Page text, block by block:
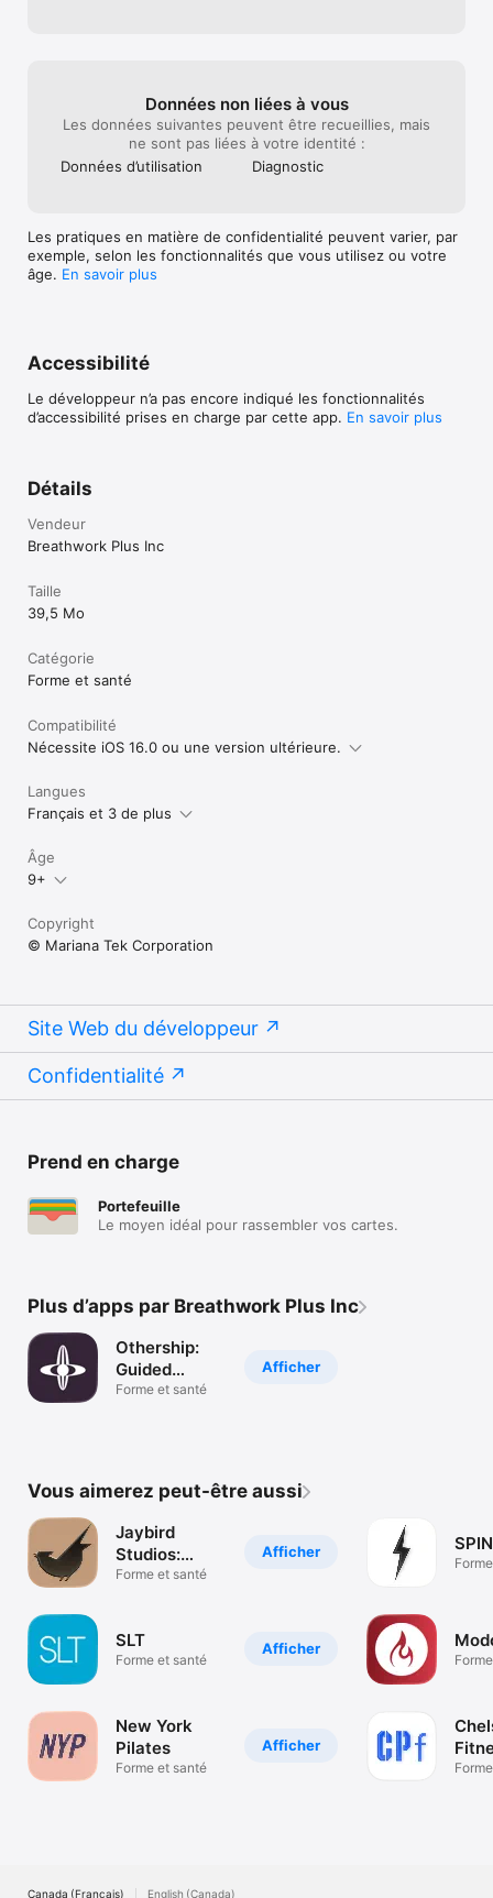
Données non liées à vous
Les données suivantes peuvent être recueillies, mais
ne sont pas liées à votre identité :
Données d’utilisation
Diagnostic
Les pratiques en matière de confidentialité peuvent varier, par
exemple, selon les fonctionnalités que vous utilisez ou votre
âge. En savoir plus
Accessibilité
Le développeur n’a pas encore indiqué les fonctionnalités
d’accessibilité prises en charge par cette app. En savoir plus
Détails
Vendeur
Breathwork Plus Inc
Taille
39,5 Mo
Catégorie
Forme et santé
Compatibilité
Nécessite iOS 16.0 ou une version ultérieure.
Langues
Français et 3 de plus
Âge
9+
Copyright
© Mariana Tek Corporation
Site Web du développeur
Confidentialité
Prend en charge
Portefeuille
Le moyen idéal pour rassembler vos cartes.
Plus d’apps par Breathwork Plus Inc
Afficher
Othership:
Guided
Breathwork
Forme et santé
Vous aimerez peut-être aussi
Afficher
Jaybird
Studios:
Booking App
Forme et santé
Afficher
SLT
Forme et santé
Afficher
New York
Pilates
Forme et santé
Canada (Français) English (Canada)